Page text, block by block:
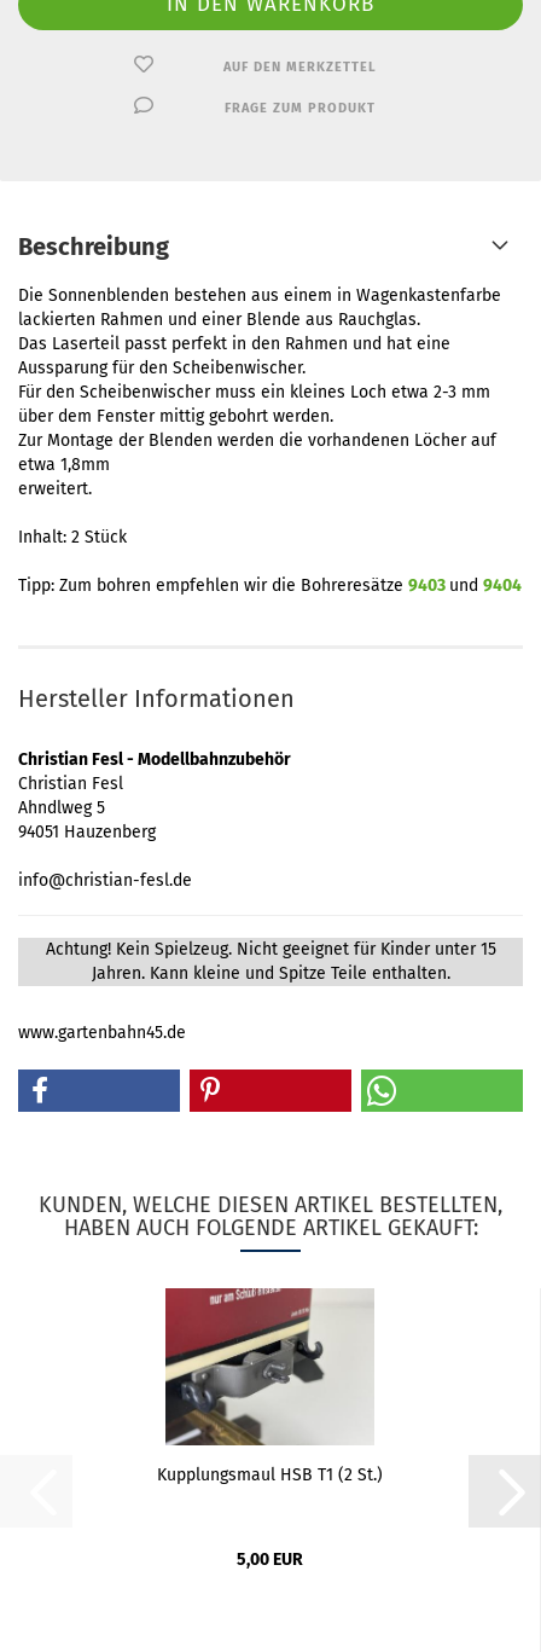
AUF DEN MERKZETTEL
FRAGE ZUM PRODUKT
Beschreibung
Die Sonnenblenden bestehen aus einem in Wagenkastenfarbe
lackierten Rahmen und einer Blende aus Rauchglas.
Das Laserteil passt perfekt in den Rahmen und hat eine
Aussparung für den Scheibenwischer.
Für den Scheibenwischer muss ein kleines Loch etwa 2-3 mm
über dem Fenster mittig gebohrt werden.
Zur Montage der Blenden werden die vorhandenen Löcher auf
etwa 1,8mm
erweitert.
Inhalt: 2 Stück
Tipp: Zum bohren empfehlen wir die Bohreresätze 9403 und 9404
Hersteller Informationen
Christian Fesl - Modellbahnzubehör
Christian Fesl
Ahndlweg 5
94051 Hauzenberg
info@christian-fesl.de
Achtung! Kein Spielzeug. Nicht geeignet für Kinder unter 15
Jahren. Kann kleine und Spitze Teile enthalten.
www.gartenbahn45.de
KUNDEN, WELCHE DIESEN ARTIKEL BESTELLTEN,
HABEN AUCH FOLGENDE ARTIKEL GEKAUFT:
Kupplungsmaul HSB T1 (2 St.)
5,00 EUR